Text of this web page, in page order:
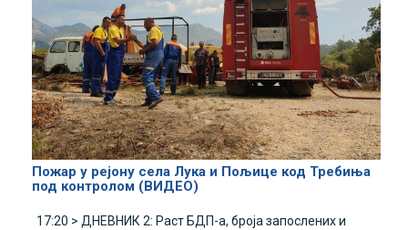
Пожар у рејону села Лука и Пољице код Требиња
под контролом (ВИДЕО)
17:20 > ДНЕВНИК 2: Раст БДП-а, броја запослених и